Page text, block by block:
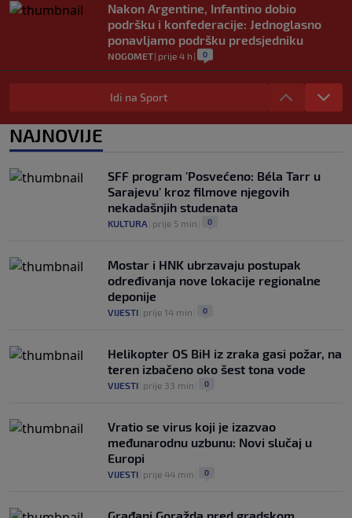
Nakon Argentine, Infantino dobio
podršku i konfederacije: Jednoglasno
ponavljamo podršku predsjedniku
NOGOMET| prije 4 h | 0
Tužne vijesti: Preminuo nekadašnji
prvak Jugoslavije
čak 50 miliona dolara
KOŠARKA |prije 5 h 0
Idi na Sport
NAJNOVIJE
SFF program 'Posvećeno: Béla Tarr u
Sarajevu' kroz filmove njegovih
nekadašnjih studenata
KULTURA prije 5 min 0
Mostar i HNK ubrzavaju postupak
određivanja nove lokacije regionalne
deponije
VIJESTI prije 14 min 0
Helikopter OS BiH iz zraka gasi požar, na
teren izbačeno oko šest tona vode
VIJESTI prije 33 min 0
Vratio se virus koji je izazvao
međunarodnu uzbunu: Novi slučaj u
Europi
VIJESTI prije 44 min 0